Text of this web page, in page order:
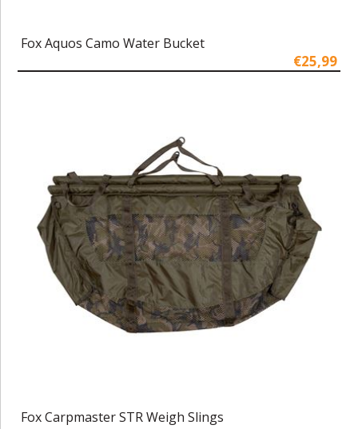
Fox Aquos Camo Water Bucket
€25,99
Fox Carpmaster STR Weigh Slings